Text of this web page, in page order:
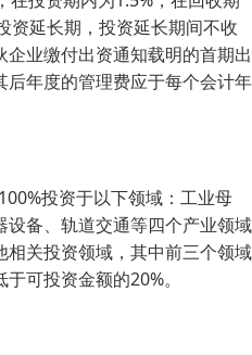
资延长期，投资延长期间不收
业缴付出资通知载明的首期出
年度的管理费应于每个会计年
投资于以下领域：工业母
备、轨道交通等四个产业领域
关投资领域，其中前三个领域
可投资金额的20%。